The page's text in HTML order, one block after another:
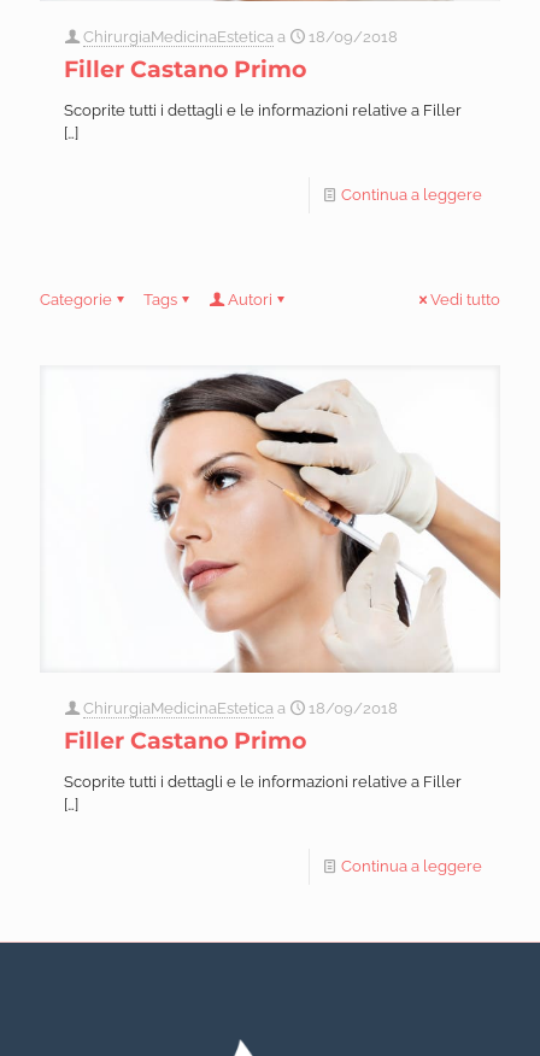
ChirurgiaMedicinaEstetica a 18/09/2018
Filler Castano Primo
Scoprite tutti i dettagli e le informazioni relative a Filler
[…]
Continua a leggere
Categorie Tags Autori Vedi tutto
ChirurgiaMedicinaEstetica a 18/09/2018
Filler Castano Primo
Scoprite tutti i dettagli e le informazioni relative a Filler
[…]
Continua a leggere